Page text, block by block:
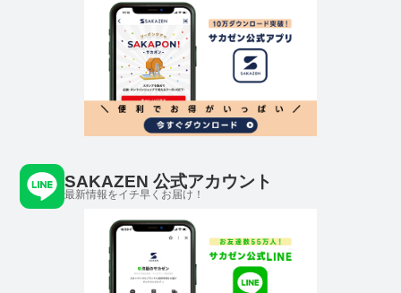
SAKAZEN 公式アカウント
最新情報をイチ早くお届け！